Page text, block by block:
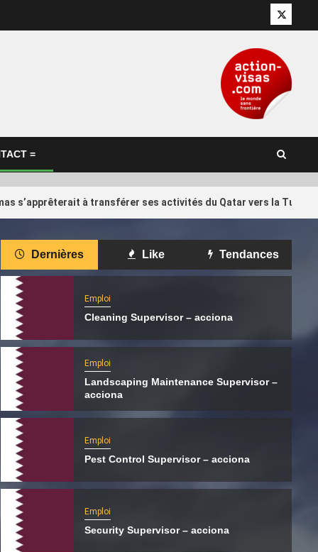
Twitter
=
s’apprêterait à transférer ses activités du Qatar vers la
Qui
la Fifa ?
4
International
Il réclame 10 000 euros à Qatar
Dernières Like Tendances
Emploi
Cleaning Supervisor – acciona
Emploi
Landscaping Maintenance Supervisor –
acciona
Emploi
Pest Control Supervisor – acciona
Emploi
Security Supervisor – acciona